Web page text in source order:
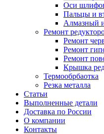
Оси
Пальцы и
Алмазный
Ремонт
Ремонт
Ремонт
Ремонт
Крышка
Термообрбаотка
Резка металла
Статьи
Выполненные детали
Доставка по России
О компании
Контакты